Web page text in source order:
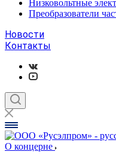
Низковольтные
Преобразователи
Новости
Контакты
О концерне